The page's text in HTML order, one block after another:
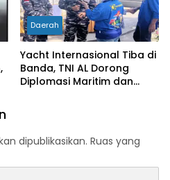
Daerah
Yacht Internasional Tiba di
Banda, TNI AL Dorong
Diplomasi Maritim dan
dipublikasikan. Ruas yang